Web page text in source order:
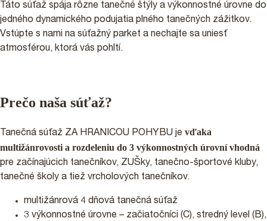
Táto súťaž spája rôzne tanečné štýly a výkonnostné úrovne do
jedného dynamického podujatia plného tanečných zážitkov.
Vstúpte s nami na súťažný parket a nechajte sa uniesť
atmosférou, ktorá vás pohltí.
Prečo naša súťaž?
Tanečná súťaž ZA HRANICOU POHYBU je vďaka
multižánrovosti a rozdeleniu do 3 výkonnostných úrovní vhodná
pre začínajúcich tanečníkov, ZUŠky, tanečno-športové kluby,
tanečné školy a tiež vrcholových tanečníkov.
multižánrová 4 dňová tanečná súťaž
3 výkonnostné úrovne – začiatočníci (C), stredný level (B),